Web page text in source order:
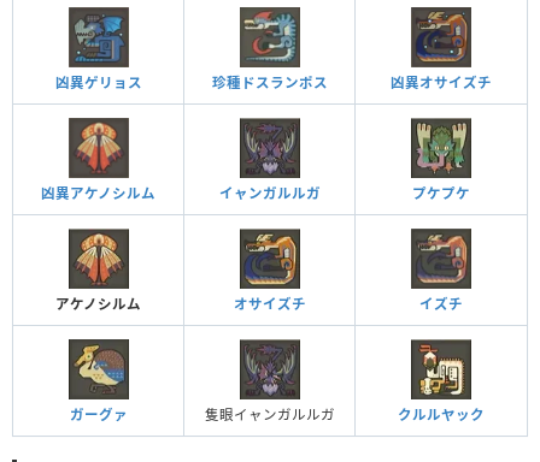
凶異ゲリョス 珍種ドスランポス 凶異オサイズチ
凶異アケノシルム イャンガルルガ プケプケ
アケノシルム オサイズチ イズチ
ガーグァ 隻眼イャンガルルガ クルルヤック